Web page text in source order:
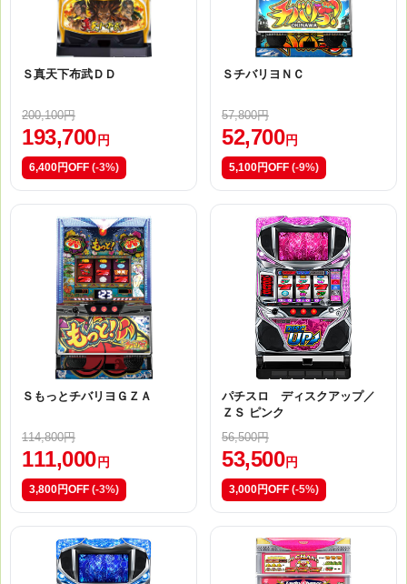
Ｓ真天下布武ＤＤ
200,100円
193,700 円
6,400円OFF (-3%)
ＳチバリヨＮＣ
57,800円
52,700 円
5,100円OFF (-9%)
ＳもっとチバリヨＧＺＡ
114,800円
111,000 円
3,800円OFF (-3%)
パチスロ ディスクアップ／
ＺＳ ピンク
56,500円
53,500 円
3,000円OFF (-5%)